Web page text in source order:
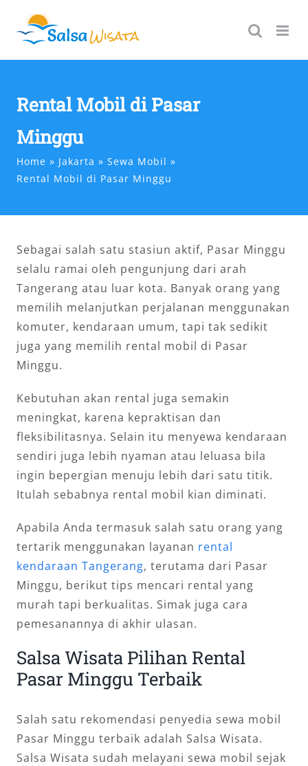
content
Rental Mobil di Pasar
Minggu
Home Jakarta
Sewa Mobil
Rental Mobil di Pasar Minggu
Sebagai salah satu stasiun aktif, Pasar Minggu
selalu ramai oleh pengunjung dari arah
Tangerang atau luar kota. Banyak orang yang
memilih melanjutkan perjalanan menggunakan
komuter, kendaraan umum, tapi tak sedikit
juga yang memilih rental mobil di Pasar
Minggu.
Kebutuhan akan rental juga semakin
meningkat, karena kepraktisan dan
fleksibilitasnya. Selain itu menyewa kendaraan
sendiri juga lebih nyaman atau leluasa bila
ingin bepergian menuju lebih dari satu titik.
Itulah sebabnya rental mobil kian diminati.
Apabila Anda termasuk salah satu orang yang
tertarik menggunakan layanan rental
kendaraan Tangerang, terutama dari Pasar
Minggu, berikut tips mencari rental yang
murah tapi berkualitas. Simak juga cara
pemesanannya di akhir ulasan.
Salsa Wisata Pilihan Rental
Pasar Minggu Terbaik
Salah satu rekomendasi penyedia sewa mobil
Pasar Minggu terbaik adalah Salsa Wisata.
Salsa Wisata sudah melayani sewa mobil sejak